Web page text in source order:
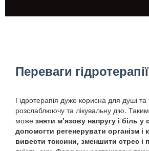
Переваги гідротерапії
Гідротерапія дуже корисна для душі
розслаблюючу та лікувальну дію.
може зняти м'язову напругу і біль у
допомогти регенерувати організм і
вивести токсини, зменшити стрес і